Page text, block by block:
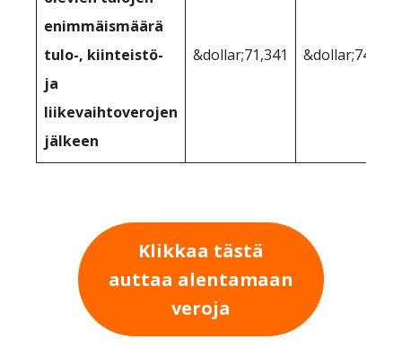
enimmäismäärä
tulo-, kiinteistö-
ja
liikevaihtoverojen
jälkeen
&dollar;71,341 &dollar;74,404
Klikkaa tästä
auttaa alentamaan
veroja